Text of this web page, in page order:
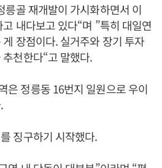
릉골 재개발이 가시화하면서 이
내다보고 있다“며 ”특히 대일연
장점이다. 실거주와 장기 투자
천한다“고 말했다.
은 정릉동 16번지 일원으로 우이
징구하기 시작했다.